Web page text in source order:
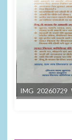
IMG 20260729